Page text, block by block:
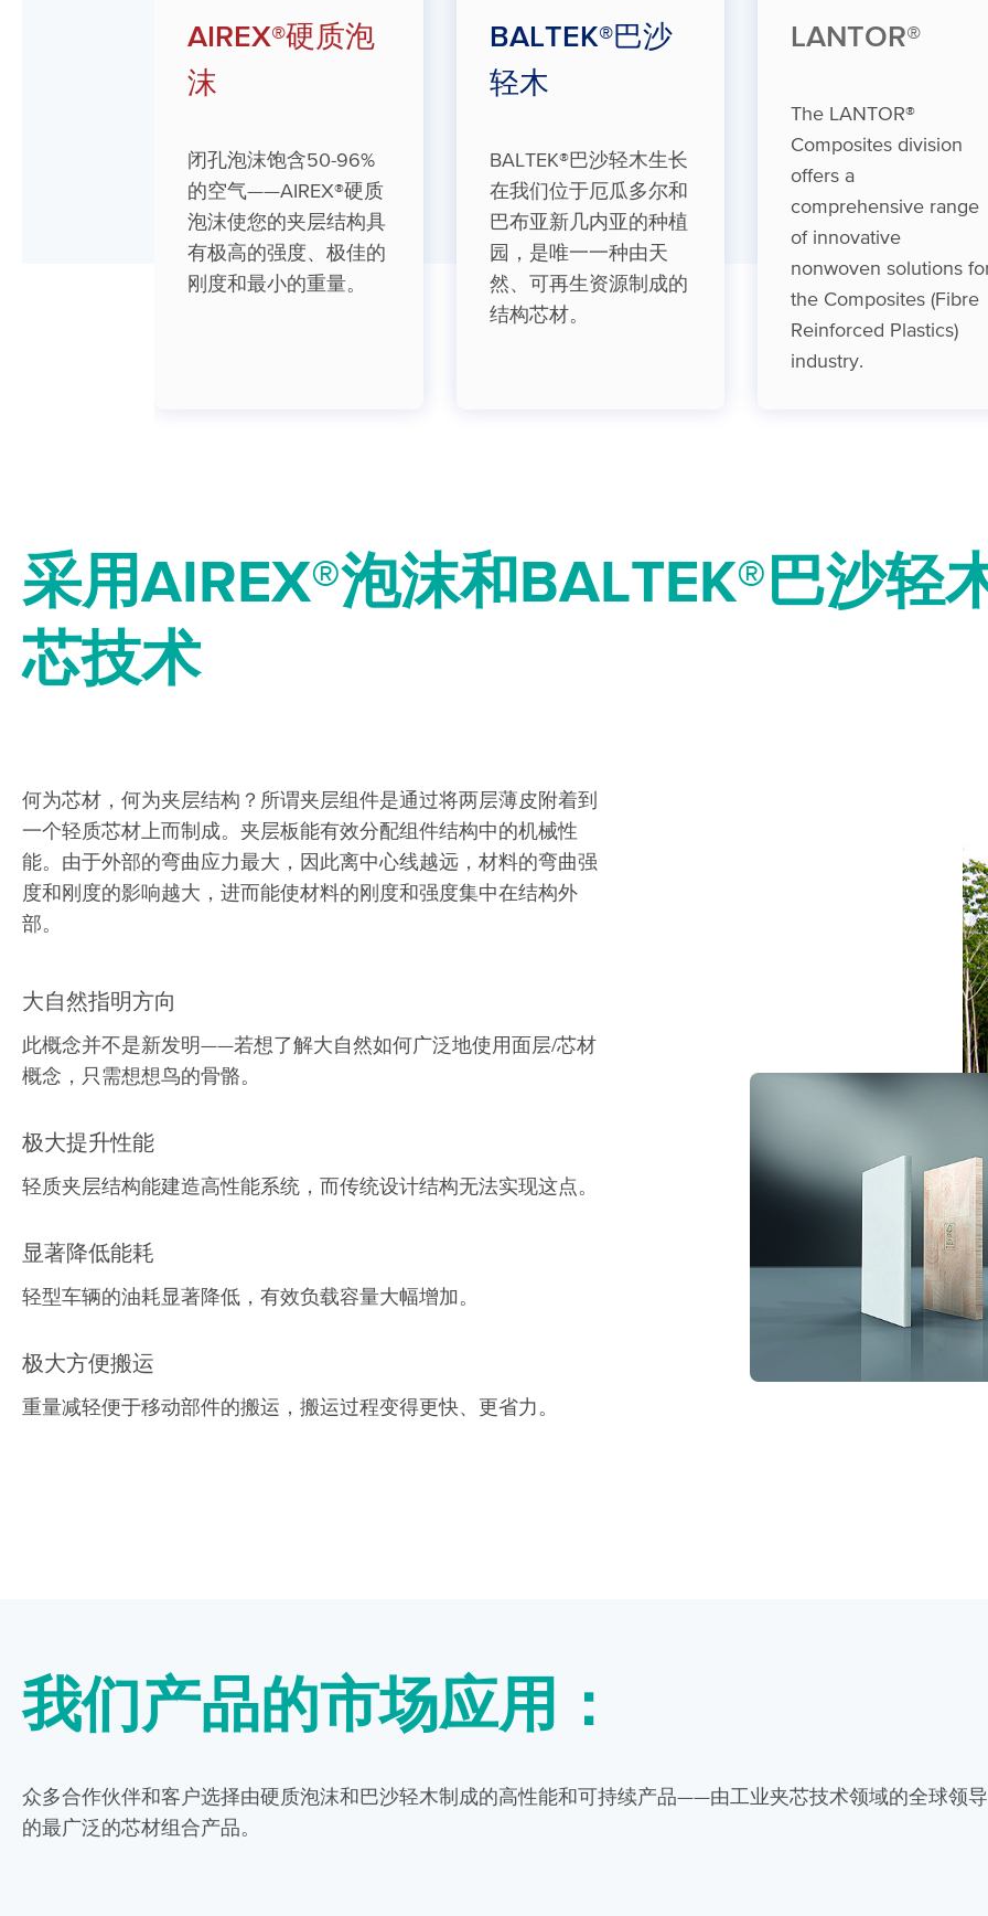
AIREX®硬质泡
沫
闭孔泡沫饱含50-96%
的空气——AIREX®硬质
泡沫使您的夹层结构具
有极高的强度、极佳的
刚度和最小的重量。
BALTEK®巴沙
轻木
BALTEK®巴沙轻木生长
在我们位于厄瓜多尔和
巴布亚新几内亚的种植
园，是唯一一种由天
然、可再生资源制成的
结构芯材。
LANTOR®
The LANTOR®
Composites division
offers a
comprehensive range
of innovative
nonwoven solutions
the Composites (Fibre
Reinforced Plastics)
industry.
采用AIREX®泡沫和BALTEK®巴沙轻
芯技术
何为芯材，何为夹层结构？所谓夹层组件是通过将两层薄皮附着到
一个轻质芯材上而制成。夹层板能有效分配组件结构中的机械性
能。由于外部的弯曲应力最大，因此离中心线越远，材料的弯曲强
度和刚度的影响越大，进而能使材料的刚度和强度集中在结构外
部。
大自然指明方向
此概念并不是新发明——若想了解大自然如何广泛地使用面层/芯材
概念，只需想想鸟的骨骼。
极大提升性能
轻质夹层结构能建造高性能系统，而传统设计结构无法实现这点。
显著降低能耗
轻型车辆的油耗显著降低，有效负载容量大幅增加。
极大方便搬运
重量减轻便于移动部件的搬运，搬运过程变得更快、更省力。
我们产品的市场应用：
众多合作伙伴和客户选择由硬质泡沫和巴沙轻木制成的高性能和可持续产品——由工业夹芯技术领域的全球领
的最广泛的芯材组合产品。